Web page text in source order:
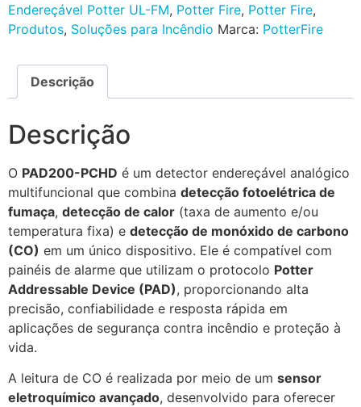
Endereçável Potter UL-FM, Potter Fire, Potter Fire,
Produtos, Soluções para Incêndio Marca: PotterFire
Descrição
Descrição
O PAD200-PCHD é um detector endereçável analógico
multifuncional que combina detecção fotoelétrica de
fumaça, detecção de calor (taxa de aumento e/ou
temperatura fixa) e detecção de monóxido de carbono
(CO) em um único dispositivo. Ele é compatível com
painéis de alarme que utilizam o protocolo Potter
Addressable Device (PAD), proporcionando alta
precisão, confiabilidade e resposta rápida em
aplicações de segurança contra incêndio e proteção à
vida.
A leitura de CO é realizada por meio de um sensor
eletroquímico avançado, desenvolvido para oferecer